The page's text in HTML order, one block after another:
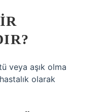
veya aşık olma
olarak